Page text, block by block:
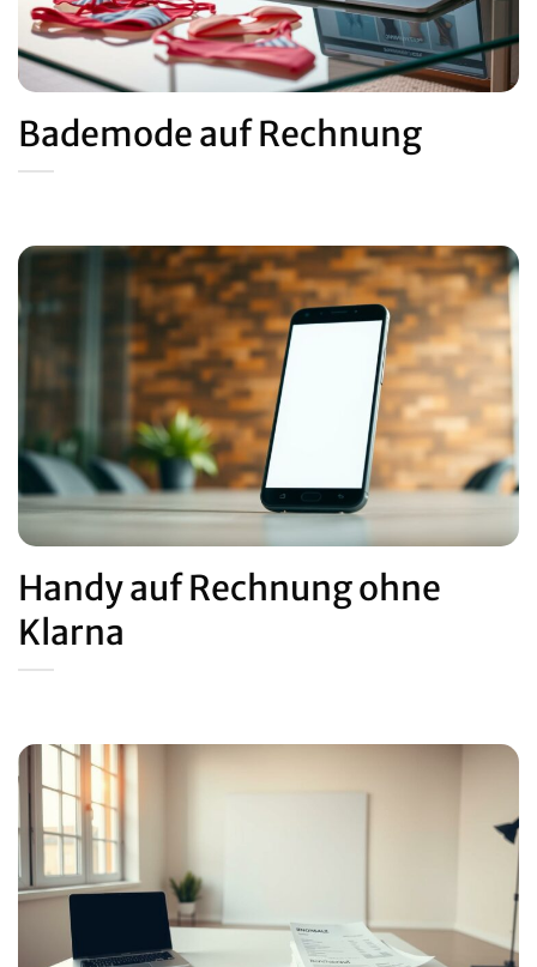
Bademode auf Rechnung
Handy auf Rechnung ohne
Klarna